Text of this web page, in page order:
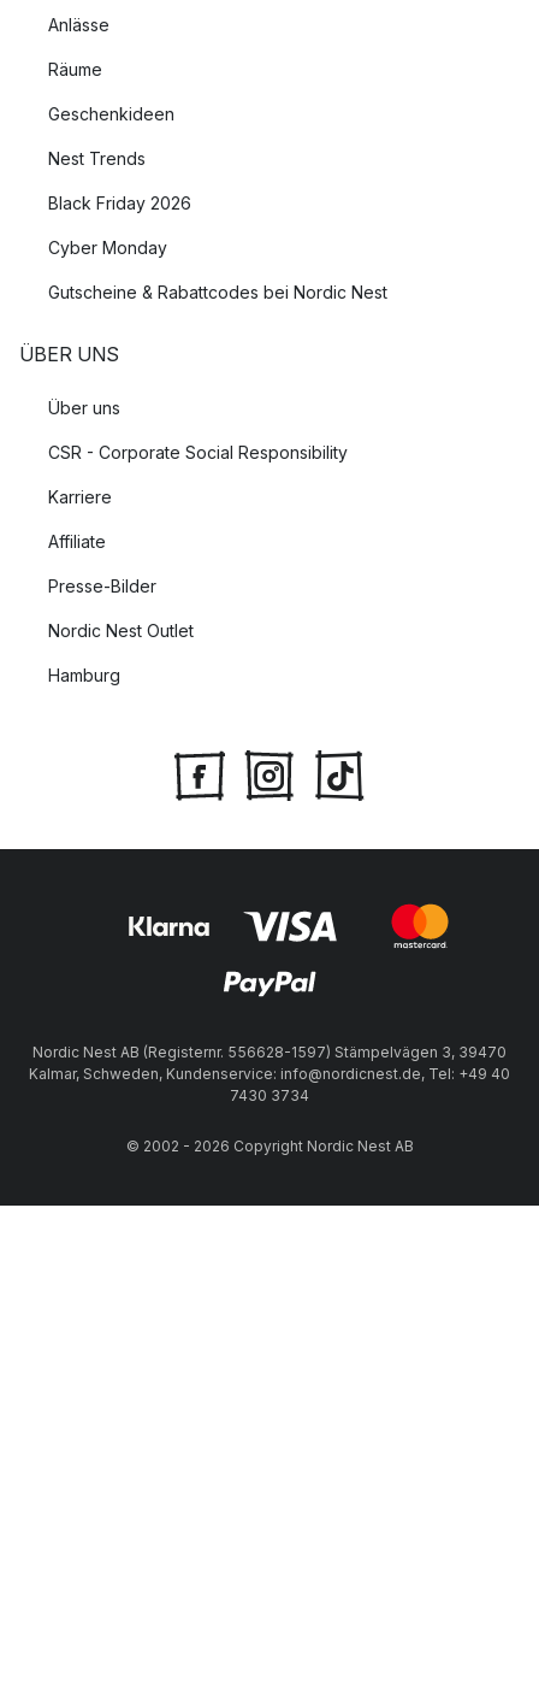
Anlässe
Räume
Geschenkideen
Nest Trends
Black Friday 2026
Cyber Monday
Gutscheine & Rabattcodes bei Nordic Nest
ÜBER UNS
Über uns
CSR - Corporate Social Responsibility
Karriere
Affiliate
Presse-Bilder
Nordic Nest Outlet
Hamburg
Nordic Nest AB (Registernr. 556628-1597) Stämpelvägen 3, 39470
Kalmar, Schweden, Kundenservice: info@nordicnest.de, Tel: +49 40
7430 3734
© 2002 - 2026 Copyright Nordic Nest AB